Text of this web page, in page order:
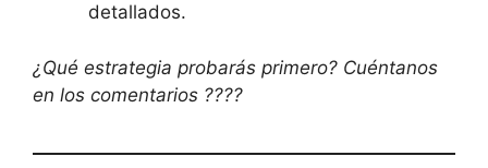
detallados.
¿Qué estrategia probarás primero? Cuéntanos
en los comentarios ????